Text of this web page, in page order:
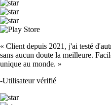
« Client depuis 2021, j'ai testé
sans aucun doute la meilleure.
unique au monde. »
-Utilisateur vérifié